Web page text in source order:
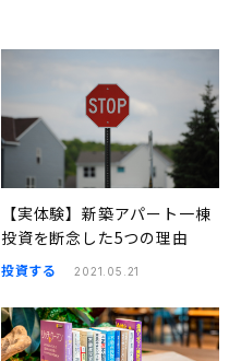
【実体験】新築アパート一棟
投資を断念した5つの理由
投資する 2021.05.21